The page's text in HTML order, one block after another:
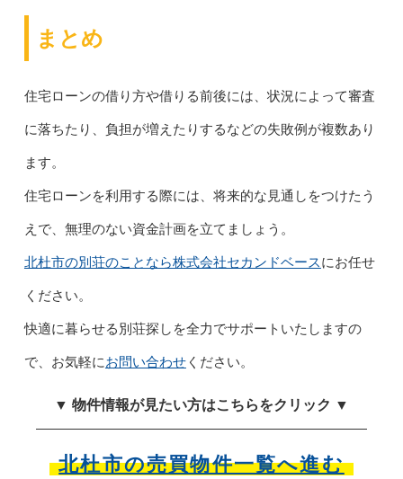
まとめ
住宅ローンの借り方や借りる前後には、状況によって審査
に落ちたり、負担が増えたりするなどの失敗例が複数あり
ます。
住宅ローンを利用する際には、将来的な見通しをつけたう
えで、無理のない資金計画を立てましょう。
北杜市の別荘のことなら株式会社セカンドベースにお任せ
ください。
快適に暮らせる別荘探しを全力でサポートいたしますの
で、お気軽にお問い合わせください。
▼ 物件情報が見たい方はこちらをクリック ▼
北杜市の売買物件一覧へ進む